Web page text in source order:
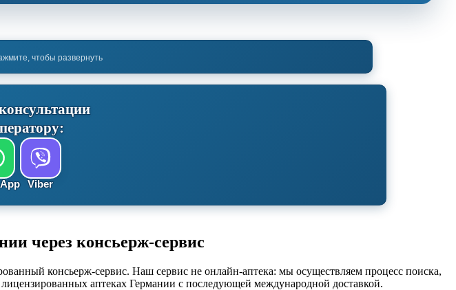
чтобы развернуть
Viber
через консьерж-сервис
консьерж-сервис. Наш сервис не онлайн-аптека: мы осуществляем процесс поиска,
аптеках Германии с последующей международной доставкой.